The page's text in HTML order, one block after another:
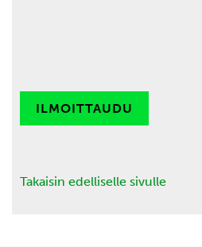
ILMOITTAUDU
Takaisin edelliselle sivulle